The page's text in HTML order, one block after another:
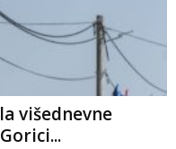
višednevne